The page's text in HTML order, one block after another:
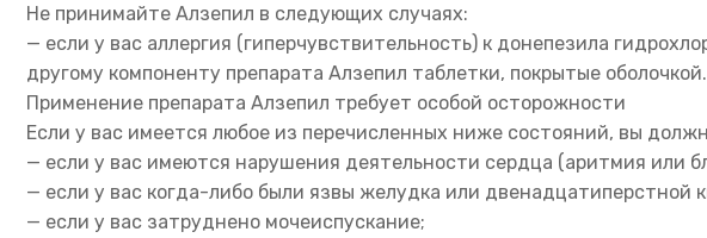
Не принимайте Алзепил в следующих случаях:
— если у вас аллергия (гиперчувствительность) к донепезила
другому компоненту препарата Алзепил таблетки, покрытые оболочкой.
Применение препарата Алзепил требует особой осторожности
Если у вас имеется любое из перечисленных ниже состояний, вы
— если у вас имеются нарушения деятельности сердца (аритмия или
— если у вас когда-либо были язвы желудка или
— если у вас затруднено мочеиспускание;